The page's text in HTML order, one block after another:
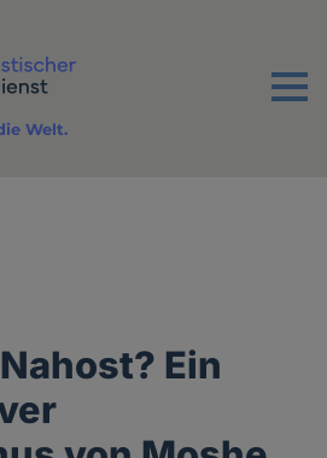
Menu
Welt.
Ein